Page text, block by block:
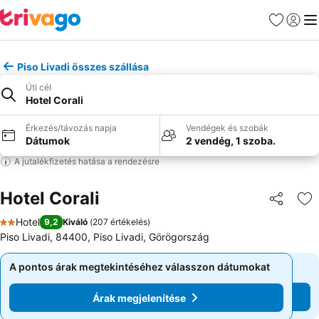
Kedvencek
Piso Livadi összes szállása
Úti cél
Hotel Corali
Érkezés/távozás napja
Dátumok
Vendégek és szobák
2 vendég, 1 szoba.
A jutalékfizetés hatása a rendezésre
Hotel Corali
2 Kategória
Hotel 9,2 Kiváló (207 értékelés)
Piso Livadi, 84400, Piso Livadi, Görögország
A pontos árak megtekintéséhez válasszon dátumokat
Árak megjelenítése
A pontos árak megtekintéséhez válasszon dátumokat
Árak megjelenítése